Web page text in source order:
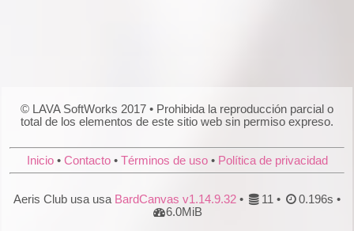
© LAVA SoftWorks 2017 • Prohibida la reproducción parcial o
total de los elementos de este sitio web sin permiso expreso.
Inicio• Contacto• Términos de uso• Política de privacidad
Aeris Club usa usa BardCanvas v1.14.9.32 • 11 •
0.196s •
6.0MiB